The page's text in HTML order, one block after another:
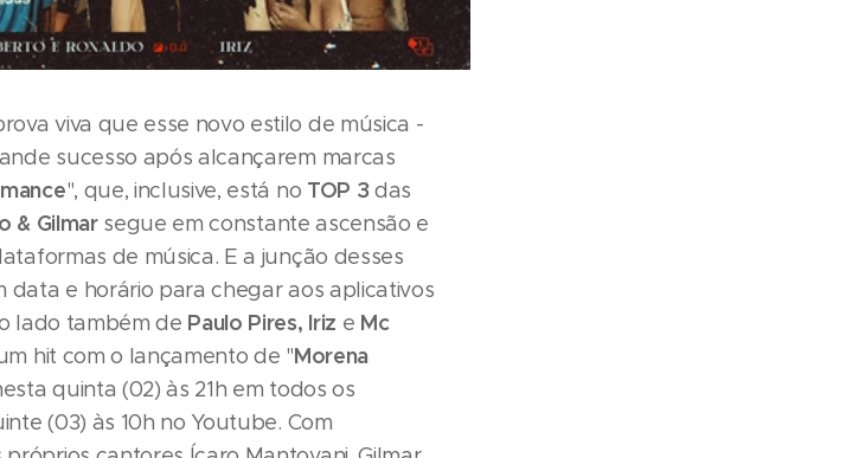
viva que esse novo estilo de música -
sucesso após alcançarem marcas
", que, inclusive, está no TOP 3 das
& Gilmarsegue em constante ascensão e
de música. E a junção desses
data e horário para chegar aos aplicativos
lado também de Paulo Pires, Iriz e Mc
hit com o lançamento de "Morena
quinta (02) às 21h em todos os
(03) às 10h no Youtube. Com